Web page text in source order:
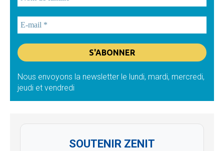
Nous envoyons la newsletter le lundi, mardi, mercredi,
jeudi et vendredi
SOUTENIR ZENIT